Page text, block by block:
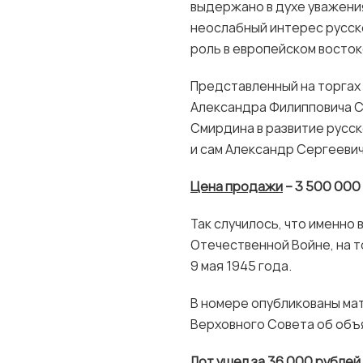
выдержано в духе
неослабный интерес
роль в европейском
Представленный на
Александра Филипповича
Смирдина в развитие
и сам Александр
Цена продажи– 3 500 000
Так случилось, что
Отечественной Войне, на
9 мая 1945 года.
В номере опубликованы
Верховного Совета об